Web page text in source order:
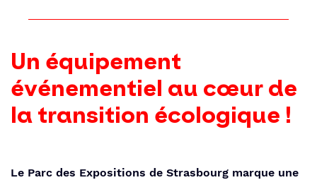
Un équipement
événementiel au cœur de
la transition écologique !
Le Parc des Expositions de Strasbourg marque une